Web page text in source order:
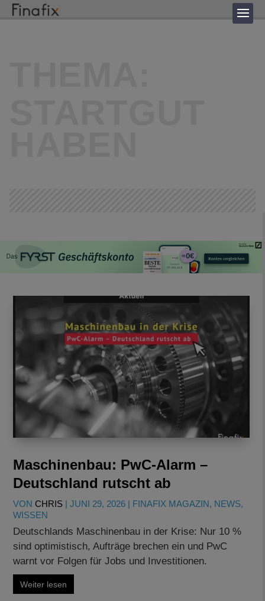
Maschinenbau: PwC-Alarm –
Deutschland rutscht ab
VONCHRIS |JUNI 29, 2026 | FINAFIX MAGAZIN, NEWS,
WISSEN
Deutschlands Maschinenbau in der Krise: Nur 10 %
sind optimistisch, Aufträge brechen ein und PwC
warnt vor Folgen für Jobs und Investitionen.
Weiter lesen